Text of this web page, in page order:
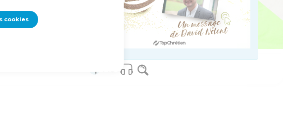
des fils d'Israël : moi, je suis
l'Éternel.
cookies